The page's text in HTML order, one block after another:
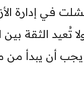
في إدارة
تُعيد الثقة
أن يبدأ من